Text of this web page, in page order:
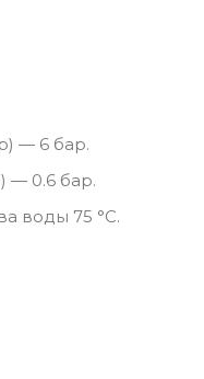
— 6 бар.
— 0.6 бар.
воды 75 °С.